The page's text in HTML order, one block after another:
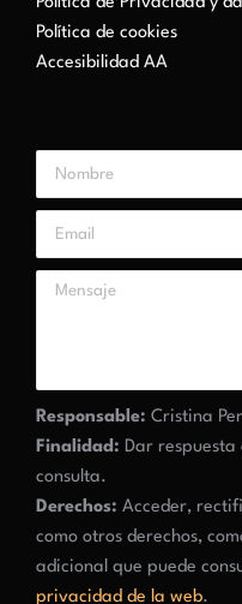
Política de cookies
Accesibilidad AA
Responsable: Cristina
Finalidad: Dar
consulta.
Derechos: Acceder,
como otros derechos,
adicional que puede
privacidad de la web.